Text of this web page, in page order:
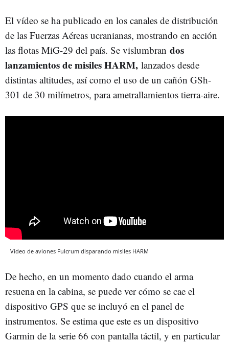
El vídeo se ha publicado en los canales de distribución
de las Fuerzas Aéreas ucranianas, mostrando en acción
las flotas MiG-29 del país. Se vislumbran dos
lanzamientos de misiles HARM, lanzados desde
distintas altitudes, así como el uso de un cañón GSh-
301 de 30 milímetros, para ametrallamientos tierra-aire.
Vídeo de aviones Fulcrum disparando misiles HARM
De hecho, en un momento dado cuando el arma
resuena en la cabina, se puede ver cómo se cae el
dispositivo GPS que se incluyó en el panel de
instrumentos. Se estima que este es un dispositivo
Garmin de la serie 66 con pantalla táctil, y en particular